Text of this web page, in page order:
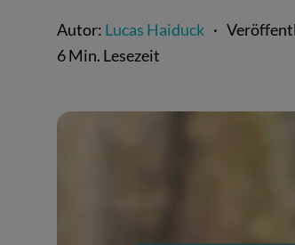
Autor: Lucas Haiduck ·
6 Min. Lesezeit